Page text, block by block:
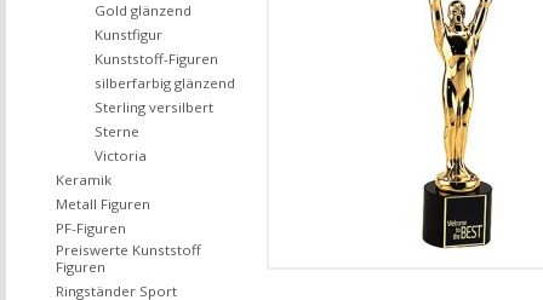
Gold glänzend
Kunstfigur
Kunststoff-Figuren
silberfarbig glänzend
Sterling versilbert
Sterne
Victoria
Keramik
Metall Figuren
PF-Figuren
Preiswerte Kunststoff
Figuren
Ringständer Sport